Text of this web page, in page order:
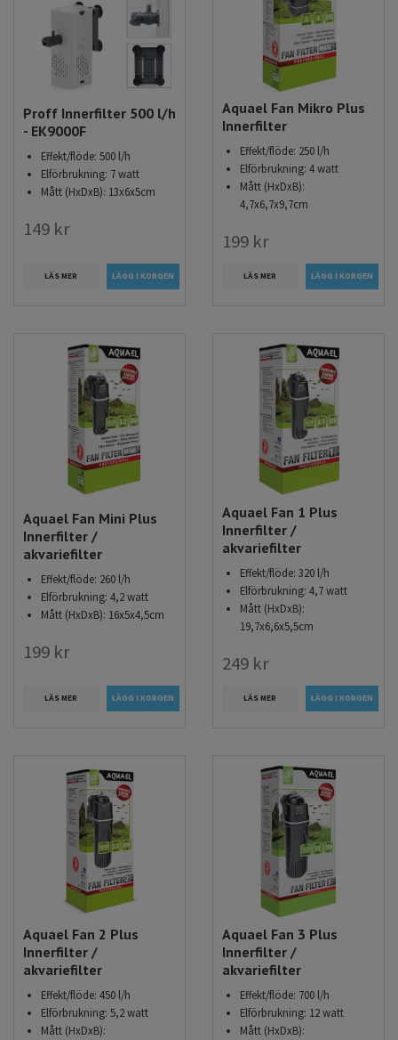
Proff Innerfilter 500 l/h
- EK9000F
Effekt/flöde: 500 l/h
Elförbrukning: 7 watt
Mått (HxDxB): 13x6x5cm
149 kr
LÄS MER
Aquael Fan Mikro Plus
Innerfilter
Effekt/flöde: 250 l/h
Elförbrukning: 4 watt
Mått (HxDxB):
4,7x6,7x9,7cm
199 kr
LÄS MER
Aquael Fan Mini Plus
Innerfilter /
akvariefilter
Effekt/flöde: 260 l/h
Elförbrukning: 4,2 watt
Mått (HxDxB): 16x5x4,5cm
199 kr
LÄS MER
Aquael Fan 1 Plus
Innerfilter /
akvariefilter
Effekt/flöde: 320 l/h
Elförbrukning: 4,7 watt
Mått (HxDxB):
19,7x6,6x5,5cm
249 kr
LÄS MER
Aquael Fan 2 Plus
Innerfilter /
akvariefilter
Effekt/flöde: 450 l/h
Elförbrukning: 5,2 watt
Mått (HxDxB):
Aquael Fan 3 Plus
Innerfilter /
akvariefilter
Effekt/flöde: 700 l/h
Elförbrukning: 12 watt
Mått (HxDxB):